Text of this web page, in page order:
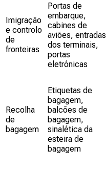
Imigração
e controlo
de
fronteiras
Portas de
embarque,
cabines de
aviões, entradas
dos terminais,
portas
eletrónicas
Recolha
de
bagagem
Etiquetas de
bagagem,
balcões de
bagagem,
sinalética da
esteira de
bagagem